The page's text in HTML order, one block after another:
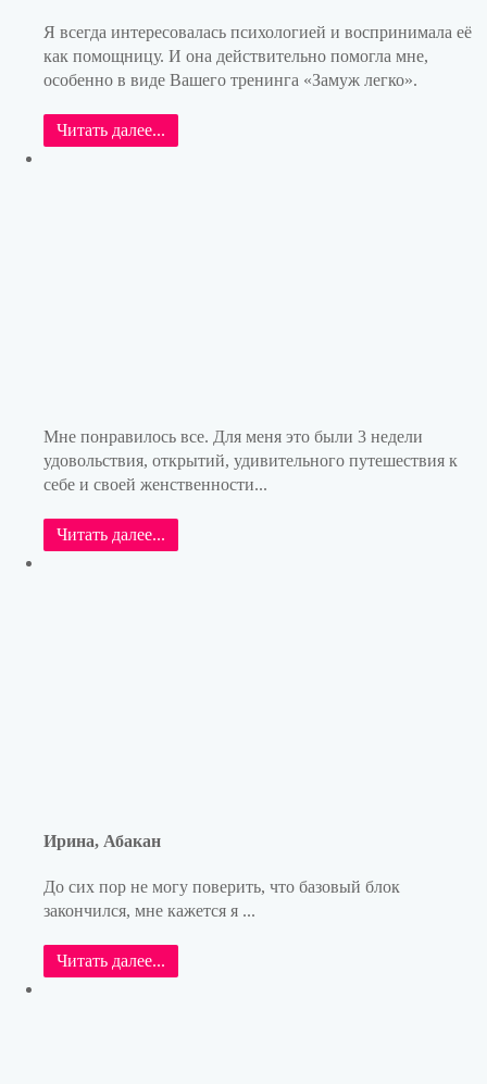
Я всегда интересовалась психологией и воспринимала её
как помощницу. И она действительно помогла мне,
особенно в виде Вашего тренинга «Замуж легко».
Читать далее...
Мне понравилось все. Для меня это были 3 недели
удовольствия, открытий, удивительного путешествия к
себе и своей женственности...
Читать далее...
Ирина, Абакан
До сих пор не могу поверить, что базовый блок
закончился, мне кажется я ...
Читать далее...